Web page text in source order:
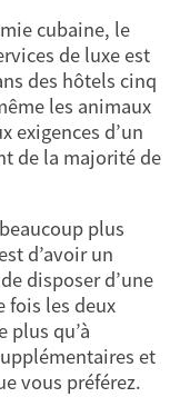
cubaine, le
de luxe est
des hôtels cinq
les animaux
exigences d’un
de la majorité de
plus
d’avoir un
disposer d’une
fois les deux
plus qu’à
et
vous préférez.